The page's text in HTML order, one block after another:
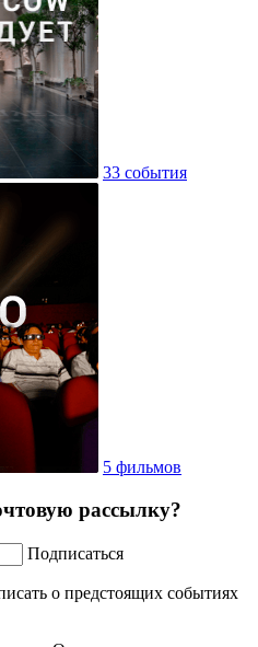
33 события
5 фильмов
рассылку?
Подписаться
о предстоящих событиях